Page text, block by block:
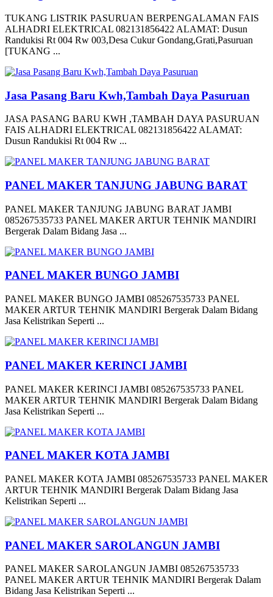
TUKANG LISTRIK PASURUAN BERPENGALAMAN FAIS
ALHADRI ELEKTRICAL 082131856422 ALAMAT: Dusun
Randukisi Rt 004 Rw 003,Desa Cukur Gondang,Grati,Pasuruan
[TUKANG ...
Jasa Pasang Baru Kwh,Tambah Daya Pasuruan
JASA PASANG BARU KWH ,TAMBAH DAYA PASURUAN
FAIS ALHADRI ELEKTRICAL 082131856422 ALAMAT:
Dusun Randukisi Rt 004 Rw ...
PANEL MAKER TANJUNG JABUNG BARAT
PANEL MAKER TANJUNG JABUNG BARAT JAMBI
085267535733 PANEL MAKER ARTUR TEHNIK MANDIRI
Bergerak Dalam Bidang Jasa ...
PANEL MAKER BUNGO JAMBI
PANEL MAKER BUNGO JAMBI 085267535733 PANEL
MAKER ARTUR TEHNIK MANDIRI Bergerak Dalam Bidang
Jasa Kelistrikan Seperti ...
PANEL MAKER KERINCI JAMBI
PANEL MAKER KERINCI JAMBI 085267535733 PANEL
MAKER ARTUR TEHNIK MANDIRI Bergerak Dalam Bidang
Jasa Kelistrikan Seperti ...
PANEL MAKER KOTA JAMBI
PANEL MAKER KOTA JAMBI 085267535733 PANEL MAKER
ARTUR TEHNIK MANDIRI Bergerak Dalam Bidang Jasa
Kelistrikan Seperti ...
PANEL MAKER SAROLANGUN JAMBI
PANEL MAKER SAROLANGUN JAMBI 085267535733
PANEL MAKER ARTUR TEHNIK MANDIRI Bergerak Dalam
Bidang Jasa Kelistrikan Seperti ...